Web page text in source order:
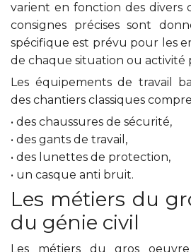
varient en fonction des divers
consignes précises sont
spécifique est prévu pour les
de chaque situation ou activité
Les équipements de travail
des chantiers classiques
• des chaussures de sécurité,
• des gants de travail,
• des lunettes de protection,
• un casque anti bruit.
Les métiers du
du génie civil
Les métiers du gros